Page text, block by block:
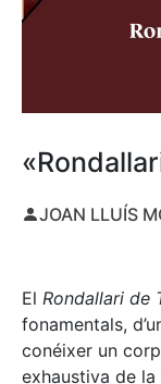
JOAN LLUÍS
El Rondallari de
fonamentals,
conéixer un
exhaustiva de